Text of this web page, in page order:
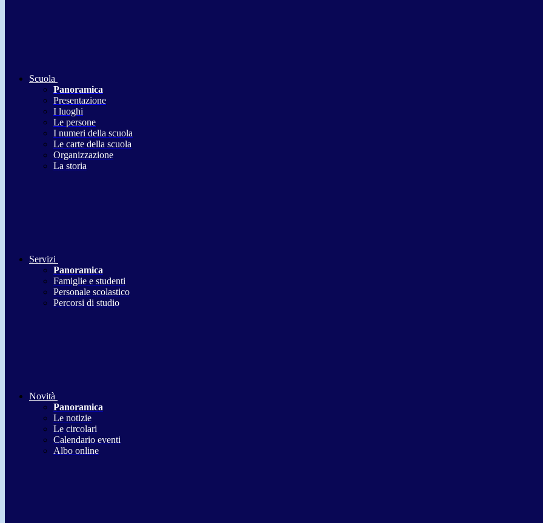
Scuola
Panoramica
Presentazione
I luoghi
Le persone
I numeri della scuola
Le carte della scuola
Organizzazione
La storia
Servizi
Panoramica
Famiglie e studenti
Personale scolastico
Percorsi di studio
Novità
Panoramica
Le notizie
Le circolari
Calendario eventi
Albo online